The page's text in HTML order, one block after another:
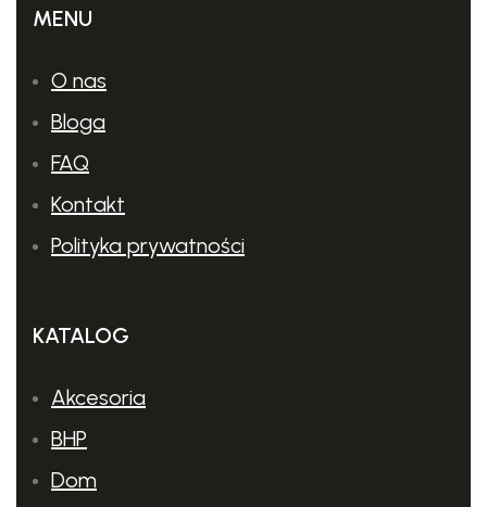
MENU
O nas
Bloga
FAQ
Kontakt
Polityka prywatności
KATALOG
Akcesoria
BHP
Dom